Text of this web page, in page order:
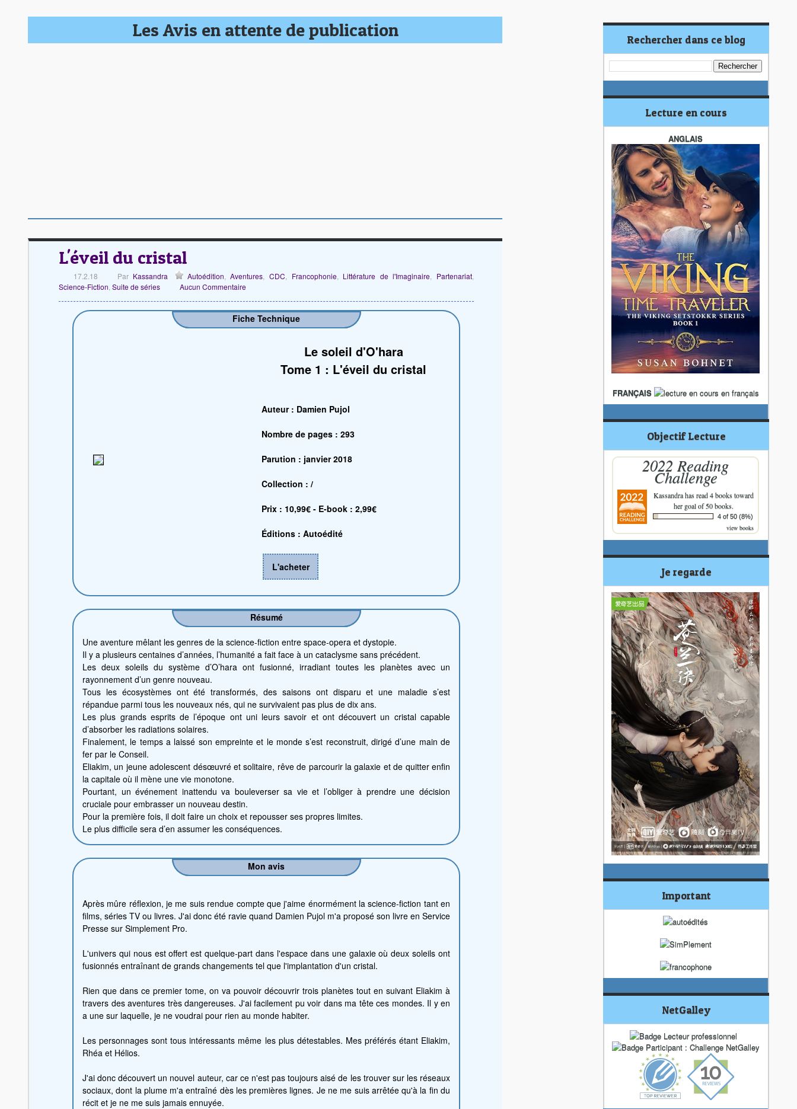
Les Avis en attente de publication
L'éveil du cristal
17.2.18 ParKassandra Autoédition ,Aventures ,CDC Francophonie, Littérature de l'Imaginaire Partenariat
Science-Fiction Suite de séries Aucun Commentaire
Fiche Technique
Le soleil d'O'hara
Tome 1 : L'éveil du cristal
Auteur : Damien Pujol
Nombre de pages : 293
Parution : janvier 2018
Collection : /
Prix : 10,99€ - E-book : 2,99€
Éditions : Autoédité
L'acheter
Résumé
Une aventure mêlant les genres de la science-fiction entre space-opera et dystopie.
Il y a plusieurs centaines d’années, l’humanité a fait face à un cataclysme sans précédent.
Les deux soleils du système d’O’hara ont fusionné, irradiant toutes les planètes avec un
rayonnement d’un genre nouveau.
Tous les écosystèmes ont été transformés, des saisons ont disparu et une maladie s’est
répandue parmi tous les nouveaux nés, qui ne survivaient pas plus de dix ans.
Les plus grands esprits de l’époque ont uni leurs savoir et ont découvert un cristal capable
d’absorber les radiations solaires.
Finalement, le temps a laissé son empreinte et le monde s’est reconstruit, dirigé d’une main de
fer par le Conseil.
Eliakim, un jeune adolescent désœuvré et solitaire, rêve de parcourir la galaxie et de quitter enfin
la capitale où il mène une vie monotone.
Pourtant, un événement inattendu va bouleverser sa vie et l’obliger à prendre une décision
cruciale pour embrasser un nouveau destin.
Pour la première fois, il doit faire un choix et repousser ses propres limites.
Le plus difficile sera d’en assumer les conséquences.
Mon avis
Après mûre réflexion, je me suis rendue compte que j'aime énormément la science-fiction tant en
films, séries TV ou livres. J'ai donc été ravie quand Damien Pujol m'a proposé son livre en Service
Presse sur Simplement Pro.
L'univers qui nous est offert est quelque-part dans l'espace dans une galaxie où deux soleils ont
fusionnés entraînant de grands changements tel que l'implantation d'un cristal.
Rien que dans ce premier tome, on va pouvoir découvrir trois planètes tout en suivant Eliakim à
travers des aventures très dangereuses. J'ai facilement pu voir dans ma tête ces mondes. Il y en
a une sur laquelle, je ne voudrai pour rien au monde habiter.
Les personnages sont tous intéressants même les plus détestables. Mes préférés étant Eliakim,
Rhéa et Hélios.
J'ai donc découvert un nouvel auteur, car ce n'est pas toujours aisé de les trouver sur les réseaux
sociaux, dont la plume m'a entraîné dès les premières lignes. Je ne me suis arrêtée qu'à la fin du
récit et je ne me suis jamais ennuyée.
Rechercher dans ce blog
Lecture en cours
ANGLAIS
FRANÇAIS
Objectif Lecture
2022 Reading
Challenge
Kassandrahas read 4 books toward
her goal of 50 books.
4 of 50 (8%)
view books
Je regarde
Important
NetGalley